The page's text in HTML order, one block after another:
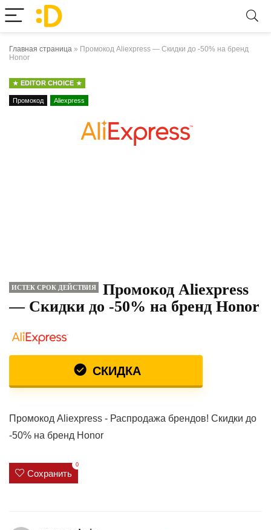
Главная страница » Промокод Aliexpress — Скидки до -50% на бренд
Honor
EDITOR CHOICE
Промокод Aliexpress
ИСТЕК СРОК ДЕЙСТВИЯ
Промокод Aliexpress
— Скидки до -50% на бренд Honor
СКИДКА
Промокод Aliexpress - Распродажа брендов! Скидки до
-50% на бренд Honor
Сохранить
0